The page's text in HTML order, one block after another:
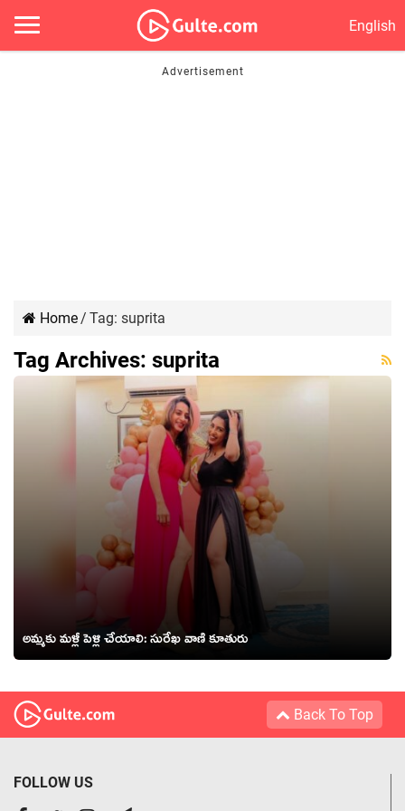
English
Home/ Tag: suprita
Tag Archives: suprita
అమ్మ‌కు మ‌ళ్లీ పెళ్లి చేయాలి: సురేఖ వాణి కూతురు
Back To Top
FOLLOW US